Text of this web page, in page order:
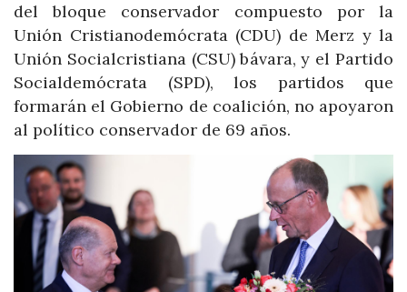
del bloque conservador compuesto por la
Unión Cristianodemócrata (CDU) de Merz y la
Unión Socialcristiana (CSU) bávara, y el Partido
Socialdemócrata (SPD), los partidos que
formarán el Gobierno de coalición, no apoyaron
al político conservador de 69 años.